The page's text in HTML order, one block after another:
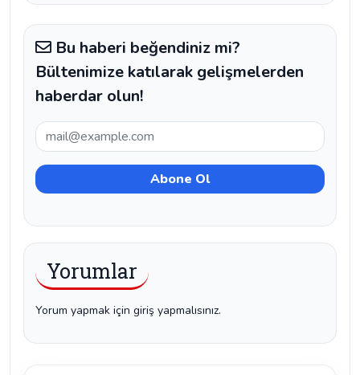
Bu haberi beğendiniz mi?
Bültenimize katılarak gelişmelerden
haberdar olun!
Yorumlar
Yorum yapmak için giriş yapmalısınız.